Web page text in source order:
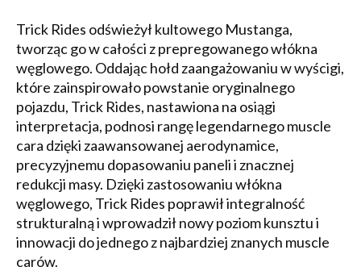
Trick Rides odświeżył kultowego Mustanga,
tworząc go w całości z prepregowanego włókna
węglowego. Oddając hołd zaangażowaniu w wyścigi,
które zainspirowało powstanie oryginalnego
pojazdu, Trick Rides, nastawiona na osiągi
interpretacja, podnosi rangę legendarnego muscle
cara dzięki zaawansowanej aerodynamice,
precyzyjnemu dopasowaniu paneli i znacznej
redukcji masy. Dzięki zastosowaniu włókna
węglowego, Trick Rides poprawił integralność
strukturalną i wprowadził nowy poziom kunsztu i
innowacji do jednego z najbardziej znanych muscle
carów.